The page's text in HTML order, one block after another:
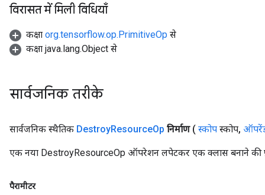
विरासत में मिली विधियाँ
कक्षा org.tensorflow.op.PrimitiveOp से
कक्षा java.lang.Object से
सार्वजनिक तरीके
सार्वजनिक स्थैतिक DestroyResourceOp निर्माण ( स्कोप स्कोप,
एक नया DestroyResourceOp ऑपरेशन लपेटकर एक क्लास बनाने की
पैरामीटर